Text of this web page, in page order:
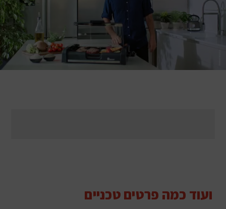
ועוד כמה פרטים טכניים